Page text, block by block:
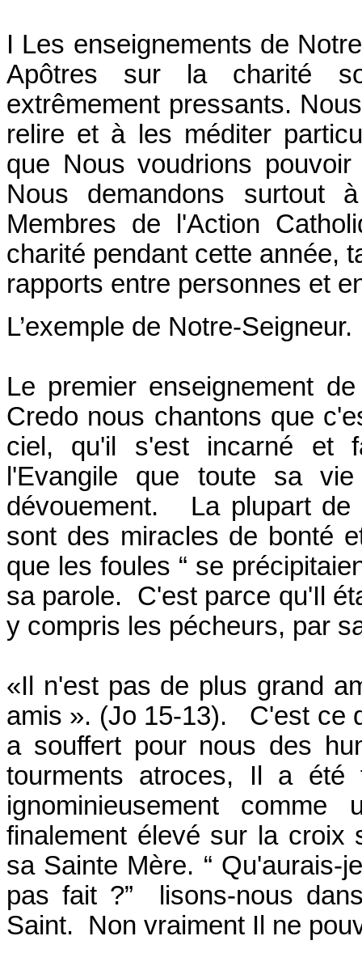
I Les enseignements de
Apôtres sur la charité
extrêmement pressants.
relire et à les méditer
que Nous voudrions
Nous demandons surtout
Membres de l'Action
charité pendant cette année,
rapports entre personnes et
L’exemple de Notre-Seigneur.
Le premier enseignement
Credo nous chantons que
ciel, qu'il s'est incarné et
l'Evangile que toute sa
dévouement. La plupart de
sont des miracles de bonté
que les foules “ se
sa parole. C'est parce qu'Il
y compris les pécheurs, par
«Il n'est pas de plus grand
amis ». (Jo 15-13). C'est ce
a souffert pour nous des
tourments atroces, Il a été
ignominieusement
finalement élevé sur la croix
sa Sainte Mère. “ Qu'aurais-
pas fait ?” lisons-nous
Saint. Non vraiment Il ne